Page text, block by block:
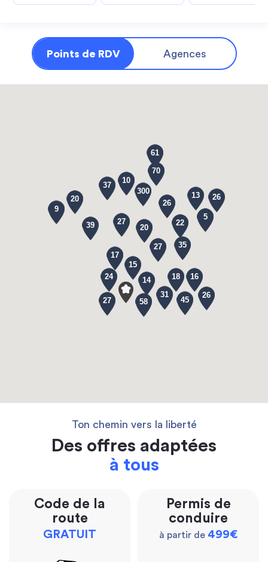
Points de RDV Agences
35
70
27
16
26
26
58
14
45
37
17
20
15
22
300
20
18
9
24
31
27
39
13
61
27
26
10
5
Ton chemin vers la liberté
Des offres adaptées
à tous
Code de la
route
GRATUIT
Permis de
conduire
à partir de 499€